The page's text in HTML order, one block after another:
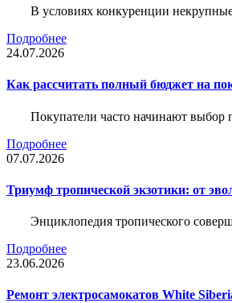
В условиях конкуренции
Подробнее
24.07.2026
Как рассчитать полный бюджет на
Покупатели часто начинают выбор
Подробнее
07.07.2026
Триумф тропической экзотики: от
Энциклопедия тропического
Подробнее
23.06.2026
Ремонт электросамокатов White